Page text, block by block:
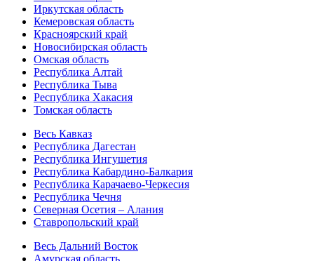
Иркутская область
Кемеровская область
Красноярский край
Новосибирская область
Омская область
Республика Алтай
Республика Тыва
Республика Хакасия
Томская область
Весь Кавказ
Республика Дагестан
Республика Ингушетия
Республика Кабардино-Балкария
Республика Карачаево-Черкесия
Республика Чечня
Северная Осетия – Алания
Ставропольский край
Весь Дальний Восток
Амурская область